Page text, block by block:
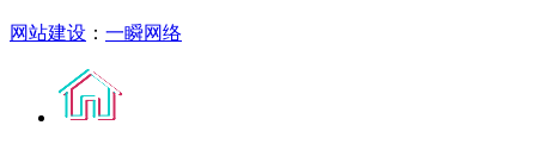
网站建设 ： 一瞬网络